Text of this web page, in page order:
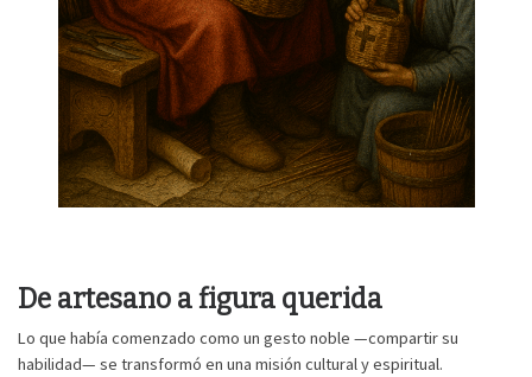
De artesano a figura querida
Lo que había comenzado como un gesto noble —compartir su
habilidad— se transformó en una misión cultural y espiritual.